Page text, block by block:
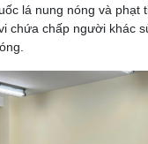
lá nung nóng và phạt
chứa chấp người khác